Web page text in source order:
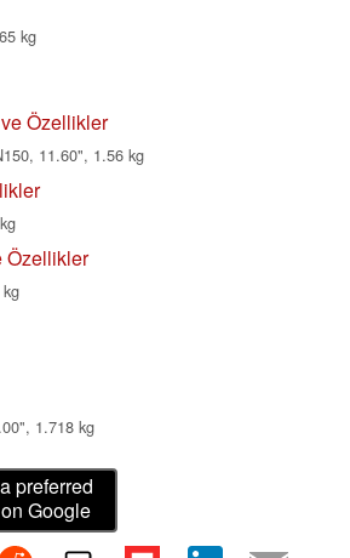
kg
Özellikler
11.60", 1.56 kg
Özellikler
1.718 kg
preferred
Google